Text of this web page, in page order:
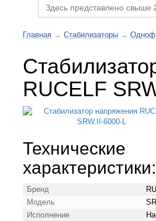
Главная → Стабилизаторы →
RUCELF
Технические
характеристики:
Бренд
Модель
Исполнение